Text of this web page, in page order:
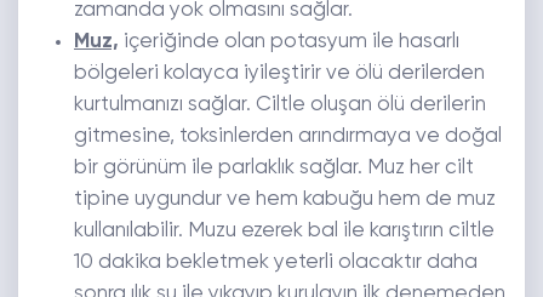
zamanda yok olmasını sağlar.
Muz, içeriğinde olan potasyum ile hasarlı
bölgeleri kolayca iyileştirir ve ölü derilerden
kurtulmanızı sağlar. Ciltle oluşan ölü derilerin
gitmesine, toksinlerden arındırmaya ve doğal
bir görünüm ile parlaklık sağlar. Muz her cilt
tipine uygundur ve hem kabuğu hem de muz
kullanılabilir. Muzu ezerek bal ile karıştırın ciltle
10 dakika bekletmek yeterli olacaktır daha